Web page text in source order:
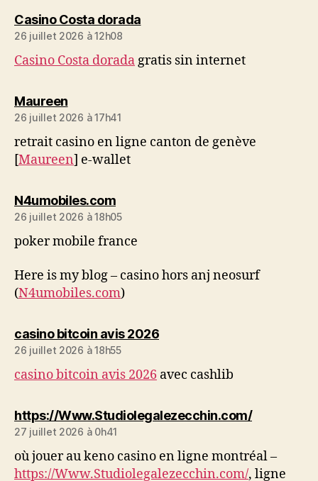
Casino Costa doradadit :
26 juillet 2026 à 12h08
Casino Costa doradagratis sin internet
Maureendit :
26 juillet 2026 à 17h41
retrait casino en ligne canton de genève
[Maureen] e-wallet
N4umobiles.comdit :
26 juillet 2026 à 18h05
poker mobile france
Here is my blog – casino hors anj neosurf
(N4umobiles.com)
casino bitcoin avis 2026dit :
26 juillet 2026 à 18h55
casino bitcoin avis 2026 avec cashlib
https://Www.Studiolegalezecchin.com/dit :
27 juillet 2026 à 0h41
où jouer au keno casino en ligne montréal –
https://Www.Studiolegalezecchin.com/, ligne